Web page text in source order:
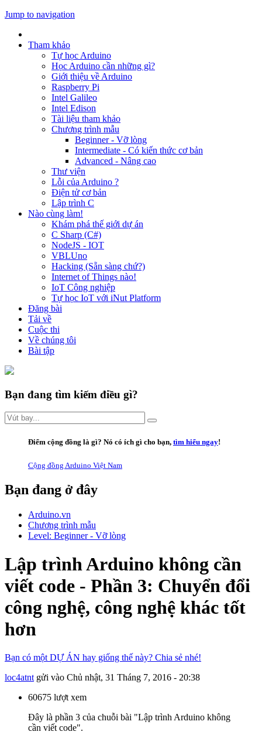
Jump to navigation
Tham khảo
Tự học Arduino
Học Arduino cần những gì?
Giới thiệu về Arduino
Raspberry Pi
Intel Galileo
Intel Edison
Tài liệu tham khảo
Chương trình mẫu
Beginner - Vỡ lòng
Intermediate - Có kiến thức cơ bản
Advanced - Nâng cao
Thư viện
Lỗi của Arduino ?
Điện tử cơ bản
Lập trình C
Nào cùng làm!
Khám phá thế giới dự án
C Sharp (C#)
NodeJS - IOT
VBLUno
Hacking (Sẵn sàng chứ?)
Internet of Things nào!
IoT Công nghiệp
Tự học IoT với iNut Platform
Đăng bài
Tải về
Cuộc thi
Về chúng tôi
Bài tập
Bạn đang tìm kiếm điều gì?
Điểm cộng đồng là gì? Nó có ích gì cho bạn, tìm hiểu ngay!
Cộng đồng Arduino Việt Nam
Bạn đang ở đây
Arduino.vn
Chương trình mẫu
Level: Beginner - Vỡ lòng
Lập trình Arduino không cần
viết code - Phần 3: Chuyển đổi
công nghệ, công nghệ khác tốt
hơn
Bạn có một DỰ ÁN hay giống thế này? Chia sẻ nhé!
loc4atntgửi vào Chủ nhật, 31 Tháng 7, 2016 - 20:38
60675 lượt xem
Đây là phần 3 của chuỗi bài "Lập trình Arduino không
cần viết code".